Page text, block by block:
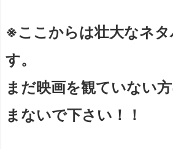
※ここからは壮大なネタ
す。
まだ映画を観ていない
まないで下さい！！